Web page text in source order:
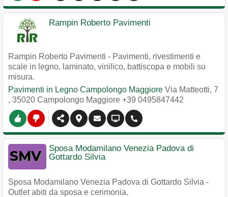
Rampin Roberto Pavimenti
Rampin Roberto Pavimenti - Pavimenti, rivestimenti e
scale in legno, laminato, vinilico, battiscopa e mobili su
misura.
Pavimenti in Legno Campolongo Maggiore Via Matteotti, 7
, 35020 Campolongo Maggiore +39 0495847442
Sposa Modamilano Venezia Padova di
Gottardo Silvia
Sposa Modamilano Venezia Padova di Gottardo Silvia -
Outlet abiti da sposa e cerimonia.